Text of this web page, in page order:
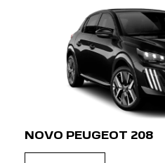
NOVO PEUGEOT 208